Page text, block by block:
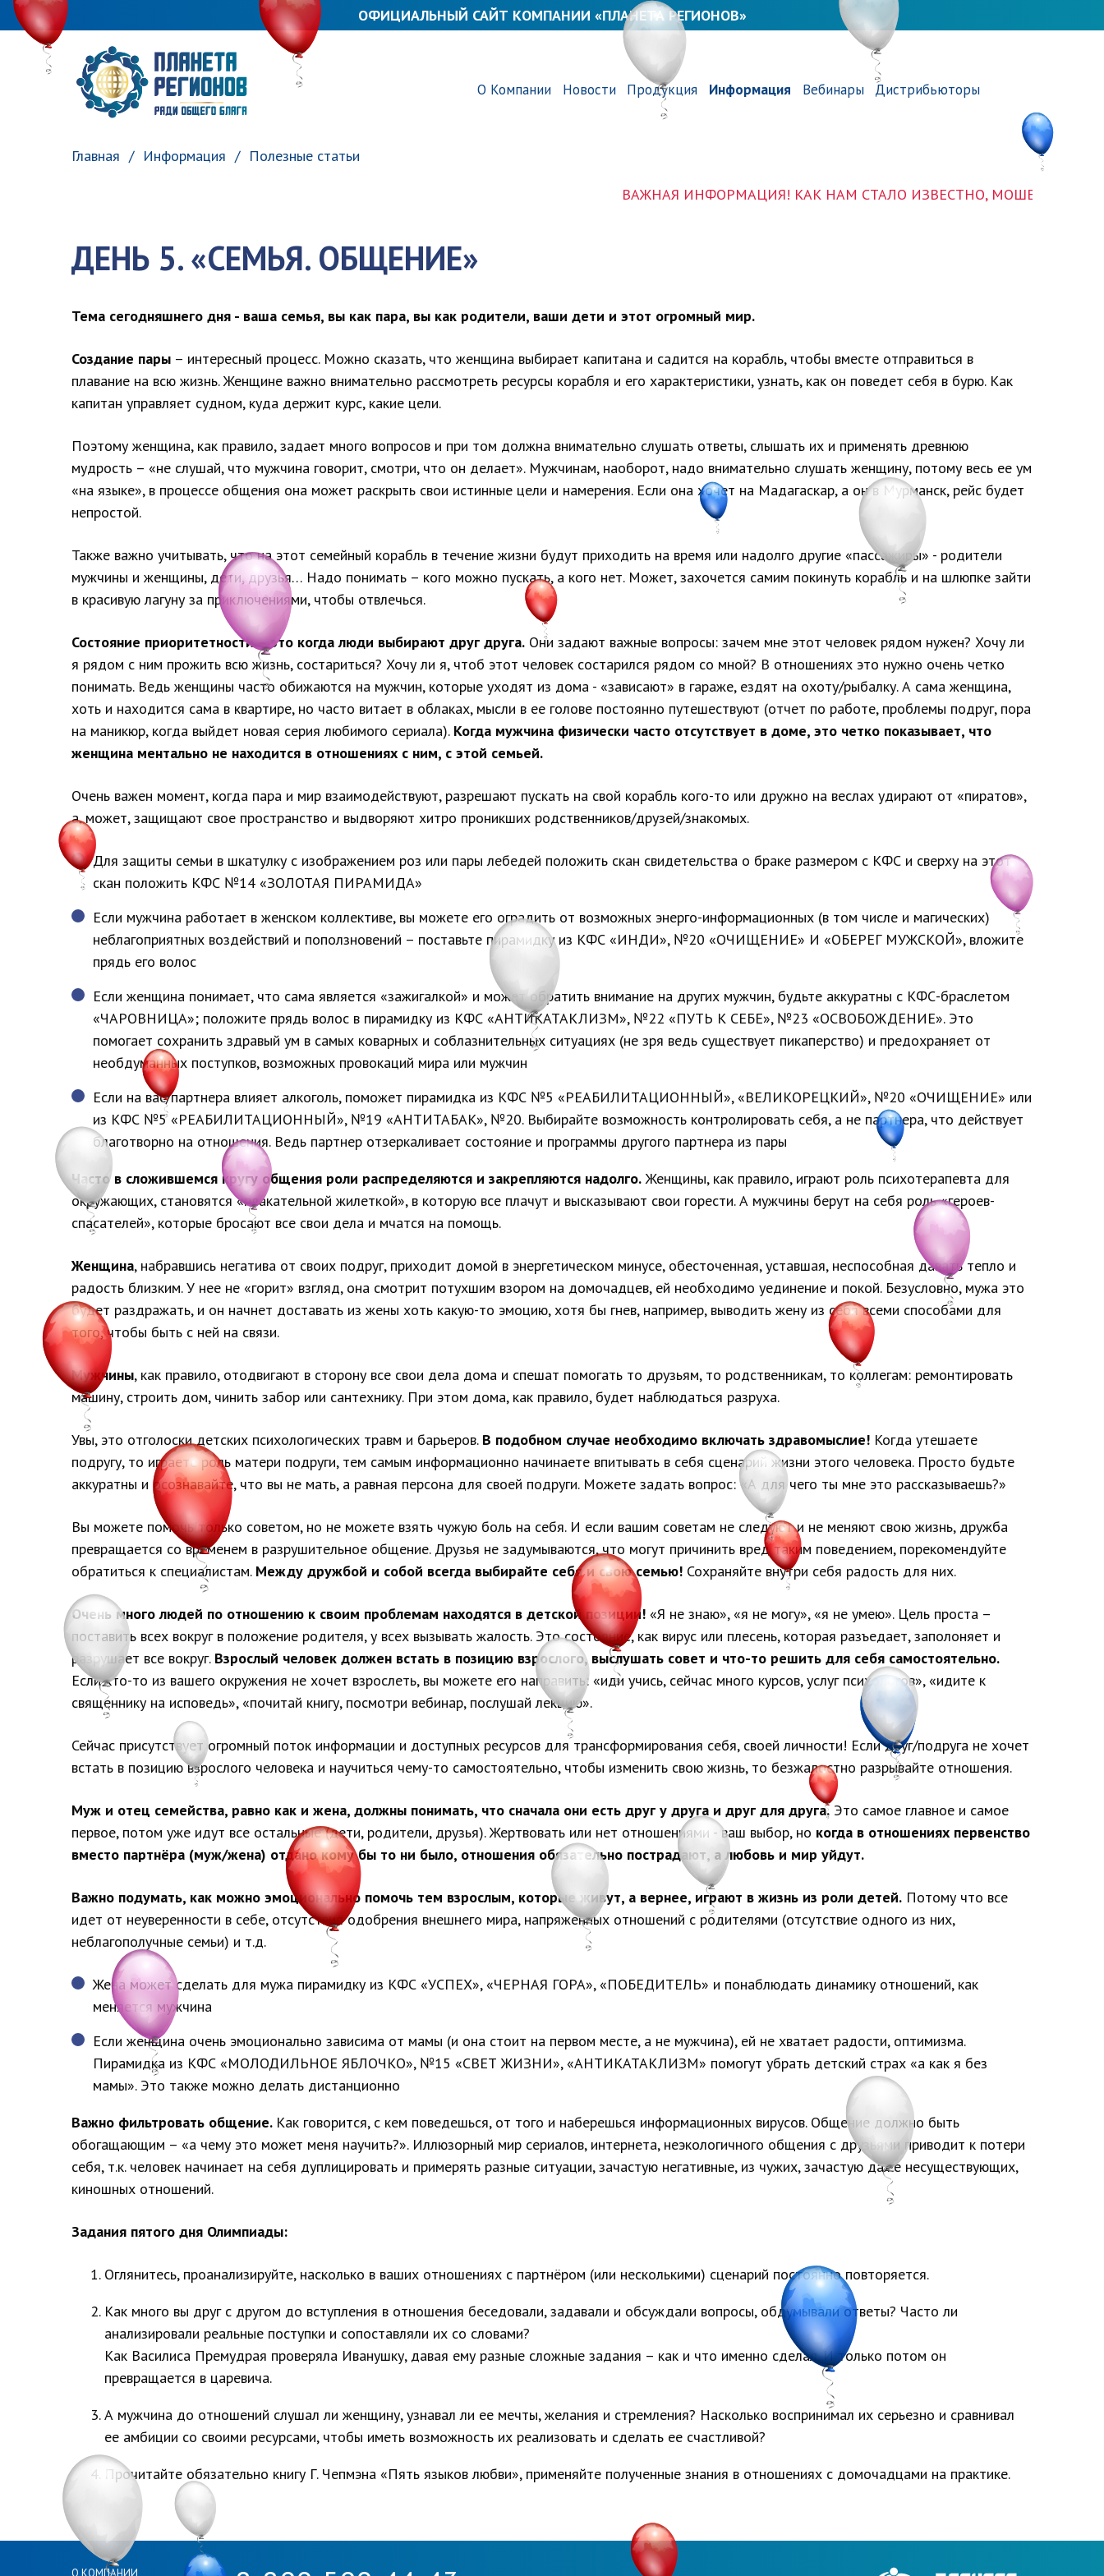
ОФИЦИАЛЬНЫЙ САЙТ КОМПАНИИ «ПЛАНЕТА РЕГИОНОВ»
ПЛАНЕТА РЕГИОНОВ О Компании Новости Продукция Информация Вебинары Дистрибьюторы
Главная Информация Полезные статьи
ВАЖНАЯ ИНФОРМАЦИЯ! КАК НАМ СТАЛО ИЗВЕСТНО, МОШЕННИКИ
ДЕНЬ 5. «СЕМЬЯ. ОБЩЕНИЕ»
Тема сегодняшнего дня - ваша семья, вы как пара, вы как родители, ваши дети и этот огромный мир.
Создание пары – интересный процесс. Можно сказать, что женщина выбирает капитана и садится на корабль, чтобы вместе отправиться в
плавание на всю жизнь. Женщине важно внимательно рассмотреть ресурсы корабля и его характеристики, узнать, как он поведет себя в бурю. Как
капитан управляет судном, куда держит курс, какие цели.
Поэтому женщина, как правило, задает много вопросов и при том должна внимательно слушать ответы, слышать их и применять древнюю
мудрость – «не слушай, что мужчина говорит, смотри, что он делает». Мужчинам, наоборот, надо внимательно слушать женщину, потому весь ее ум
«на языке», в процессе общения она может раскрыть свои истинные цели и намерения. Если она хочет на Мадагаскар, а он в Мурманск, рейс будет
непростой.
Также важно учитывать, что на этот семейный корабль в течение жизни будут приходить на время или надолго другие «пассажиры» - родители
мужчины и женщины, дети, друзья… Надо понимать – кого можно пускать, а кого нет. Может, захочется самим покинуть корабль и на шлюпке зайти
в красивую лагуну за приключениями, чтобы отвлечься.
Состояние приоритетности – это когда люди выбирают друг друга. Они задают важные вопросы: зачем мне этот человек рядом нужен? Хочу ли
я рядом с ним прожить всю жизнь, состариться? Хочу ли я, чтоб этот человек состарился рядом со мной? В отношениях это нужно очень четко
понимать. Ведь женщины часто обижаются на мужчин, которые уходят из дома - «зависают» в гараже, ездят на охоту/рыбалку. А сама женщина,
хоть и находится сама в квартире, но часто витает в облаках, мысли в ее голове постоянно путешествуют (отчет по работе, проблемы подруг, пора
на маникюр, когда выйдет новая серия любимого сериала). Когда мужчина физически часто отсутствует в доме, это четко показывает, что
женщина ментально не находится в отношениях с ним, с этой семьей.
Очень важен момент, когда пара и мир взаимодействуют, разрешают пускать на свой корабль кого-то или дружно на веслах удирают от «пиратов»,
а, может, защищают свое пространство и выдворяют хитро проникших родственников/друзей/знакомых.
Для защиты семьи в шкатулку с изображением роз или пары лебедей положить скан свидетельства о браке размером с КФС и сверху на этот
скан положить КФС №14 «ЗОЛОТАЯ ПИРАМИДА»
Если мужчина работает в женском коллективе, вы можете его оградить от возможных энерго-информационных (в том числе и магических)
неблагоприятных воздействий и поползновений – поставьте пирамидку из КФС «ИНДИ», №20 «ОЧИЩЕНИЕ» И «ОБЕРЕГ МУЖСКОЙ», вложите
прядь его волос
Если женщина понимает, что сама является «зажигалкой» и может обратить внимание на других мужчин, будьте аккуратны с КФС-браслетом
«ЧАРОВНИЦА»; положите прядь волос в пирамидку из КФС «АНТИКАТАКЛИЗМ», №22 «ПУТЬ К СЕБЕ», №23 «ОСВОБОЖДЕНИЕ». Это
помогает сохранить здравый ум в самых коварных и соблазнительных ситуациях (не зря ведь существует пикаперство) и предохраняет от
необдуманных поступков, возможных провокаций мира или мужчин
Если на вас/партнера влияет алкоголь, поможет пирамидка из КФС №5 «РЕАБИЛИТАЦИОННЫЙ», «ВЕЛИКОРЕЦКИЙ», №20 «ОЧИЩЕНИЕ» или
из КФС №5 «РЕАБИЛИТАЦИОННЫЙ», №19 «АНТИТАБАК», №20. Выбирайте возможность контролировать себя, а не партнера, что действует
благотворно на отношения. Ведь партнер отзеркаливает состояние и программы другого партнера из пары
Часто в сложившемся кругу общения роли распределяются и закрепляются надолго. Женщины, как правило, играют роль психотерапевта для
окружающих, становятся «плакательной жилеткой», в которую все плачут и высказывают свои горести. А мужчины берут на себя роль «героев-
спасателей», которые бросают все свои дела и мчатся на помощь.
Женщина, набравшись негатива от своих подруг, приходит домой в энергетическом минусе, обесточенная, уставшая, неспособная давать тепло и
радость близким. У нее не «горит» взгляд, она смотрит потухшим взором на домочадцев, ей необходимо уединение и покой. Безусловно, мужа это
будет раздражать, и он начнет доставать из жены хоть какую-то эмоцию, хотя бы гнев, например, выводить жену из себя всеми способами для
того, чтобы быть с ней на связи.
Мужчины, как правило, отодвигают в сторону все свои дела дома и спешат помогать то друзьям, то родственникам, то коллегам: ремонтировать
машину, строить дом, чинить забор или сантехнику. При этом дома, как правило, будет наблюдаться разруха.
Увы, это отголоски детских психологических травм и барьеров. В подобном случае необходимо включать здравомыслие! Когда утешаете
подругу, то играете роль матери подруги, тем самым информационно начинаете впитывать в себя сценарий жизни этого человека. Просто будьте
аккуратны и осознавайте, что вы не мать, а равная персона для своей подруги. Можете задать вопрос: «А для чего ты мне это рассказываешь?»
Вы можете помочь только советом, но не можете взять чужую боль на себя. И если вашим советам не следуют и не меняют свою жизнь, дружба
превращается со временем в разрушительное общение. Друзья не задумываются, что могут причинить вред таким поведением, порекомендуйте
обратиться к специалистам. Между дружбой и собой всегда выбирайте себя и свою семью! Сохраняйте внутри себя радость для них.
Очень много людей по отношению к своим проблемам находятся в детской позиции! «Я не знаю», «я не могу», «я не умею». Цель проста –
поставить всех вокруг в положение родителя, у всех вызывать жалость. Это состояние, как вирус или плесень, которая разъедает, заполоняет и
разрушает все вокруг. Взрослый человек должен встать в позицию взрослого, выслушать совет и что-то решить для себя самостоятельно.
Если кто-то из вашего окружения не хочет взрослеть, вы можете его направить: «иди учись, сейчас много курсов, услуг психологов», «идите к
священнику на исповедь», «почитай книгу, посмотри вебинар, послушай лекцию».
Сейчас присутствует огромный поток информации и доступных ресурсов для трансформирования себя, своей личности! Если друг/подруга не хочет
встать в позицию взрослого человека и научиться чему-то самостоятельно, чтобы изменить свою жизнь, то безжалостно разрывайте отношения.
Муж и отец семейства, равно как и жена, должны понимать, что сначала они есть друг у друга и друг для друга. Это самое главное и самое
первое, потом уже идут все остальные (дети, родители, друзья). Жертвовать или нет отношениями - ваш выбор, но когда в отношениях первенство
вместо партнёра (муж/жена) отдано кому бы то ни было, отношения обязательно пострадают, а любовь и мир уйдут.
Важно подумать, как можно эмоционально помочь тем взрослым, которые живут, а вернее, играют в жизнь из роли детей. Потому что все
идет от неуверенности в себе, отсутствия одобрения внешнего мира, напряженных отношений с родителями (отсутствие одного из них,
неблагополучные семьи) и т.д.
Жена может сделать для мужа пирамидку из КФС «УСПЕХ», «ЧЕРНАЯ ГОРА», «ПОБЕДИТЕЛЬ» и понаблюдать динамику отношений, как
меняется мужчина
Если женщина очень эмоционально зависима от мамы (и она стоит на первом месте, а не мужчина), ей не хватает радости, оптимизма.
Пирамидка из КФС «МОЛОДИЛЬНОЕ ЯБЛОЧКО», №15 «СВЕТ ЖИЗНИ», «АНТИКАТАКЛИЗМ» помогут убрать детский страх «а как я без
мамы». Это также можно делать дистанционно
Важно фильтровать общение. Как говорится, с кем поведешься, от того и наберешься информационных вирусов. Общение должно быть
обогащающим – «а чему это может меня научить?». Иллюзорный мир сериалов, интернета, неэкологичного общения с друзьями приводит к потери
себя, т.к. человек начинает на себя дуплицировать и примерять разные ситуации, зачастую негативные, из чужих, зачастую даже несуществующих,
киношных отношений.
Задания пятого дня Олимпиады:
Оглянитесь, проанализируйте, насколько в ваших отношениях с партнёром (или несколькими) сценарий постоянно повторяется.
Как много вы друг с другом до вступления в отношения беседовали, задавали и обсуждали вопросы, обдумывали ответы? Часто ли
анализировали реальные поступки и сопоставляли их со словами?
Как Василиса Премудрая проверяла Иванушку, давая ему разные сложные задания – как и что именно сделал. И только потом он
превращается в царевича.
А мужчина до отношений слушал ли женщину, узнавал ли ее мечты, желания и стремления? Насколько воспринимал их серьезно и сравнивал
ее амбиции со своими ресурсами, чтобы иметь возможность их реализовать и сделать ее счастливой?
Прочитайте обязательно книгу Г. Чепмэна «Пять языков любви», применяйте полученные знания в отношениях с домочадцами на практике.
О КОМПАНИИ